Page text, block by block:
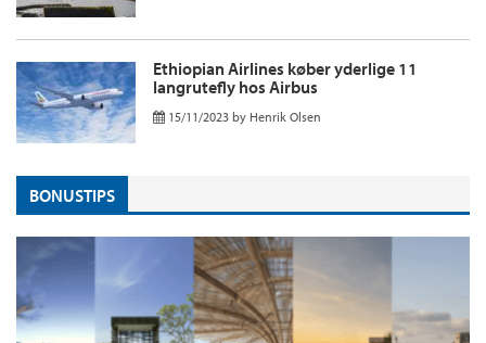
Ethiopian Airlines køber yderlige 11
langrutefly hos Airbus
15/11/2023 by Henrik Olsen
BONUSTIPS